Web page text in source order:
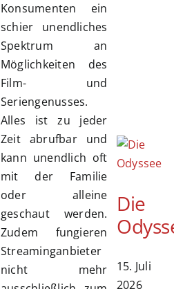
Konsumenten ein
schier unendliches
Spektrum an
Möglichkeiten des
Film- und
Seriengenusses.
Alles ist zu jeder
Zeit abrufbar und
kann unendlich oft
mit der Familie
oder alleine
geschaut werden.
Zudem fungieren
Streaminganbieter
nicht mehr
Die
15. Juli
2026